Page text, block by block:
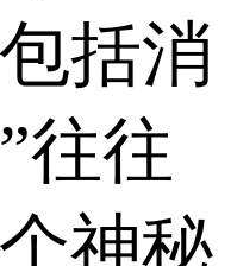
括消
往往
神秘